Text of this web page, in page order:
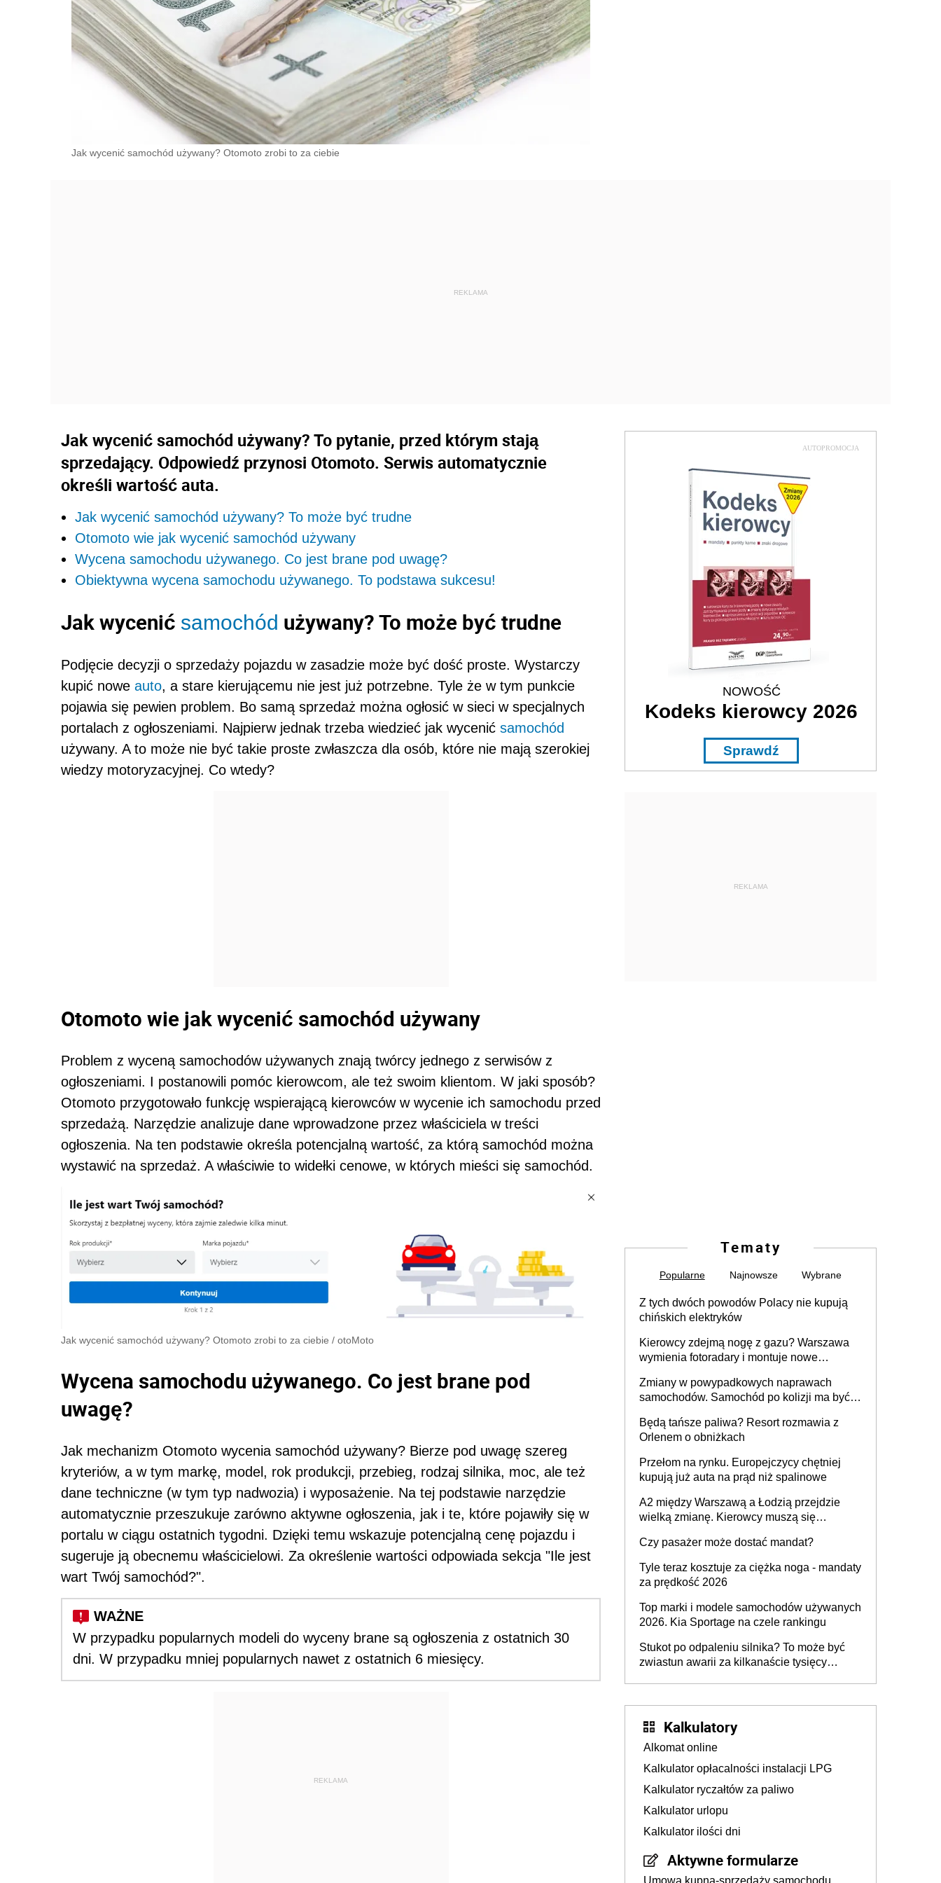
Jak wycenić samochód używany? Otomoto zrobi to za ciebie
Jak wycenić samochód używany? To pytanie, przed którym stają
sprzedający. Odpowiedź przynosi Otomoto. Serwis automatycznie
określi wartość auta.
Jak wycenić samochód używany? To może być trudne
Otomoto wie jak wycenić samochód używany
Wycena samochodu używanego. Co jest brane pod uwagę?
Obiektywna wycena samochodu używanego. To podstawa sukcesu!
Jak wycenić samochód używany? To może być trudne
Podjęcie decyzji o sprzedaży pojazdu w zasadzie może być dość proste. Wystarczy
kupić nowe auto, a stare kierującemu nie jest już potrzebne. Tyle że w tym punkcie
pojawia się pewien problem. Bo samą sprzedaż można ogłosić w sieci w specjalnych
portalach z ogłoszeniami. Najpierw jednak trzeba wiedzieć jak wycenić samochód
używany. A to może nie być takie proste zwłaszcza dla osób, które nie mają szerokiej
wiedzy motoryzacyjnej. Co wtedy?
Otomoto wie jak wycenić samochód używany
Problem z wyceną samochodów używanych znają twórcy jednego z serwisów z
ogłoszeniami. I postanowili pomóc kierowcom, ale też swoim klientom. W jaki sposób?
Otomoto przygotowało funkcję wspierającą kierowców w wycenie ich samochodu przed
sprzedażą. Narzędzie analizuje dane wprowadzone przez właściciela w treści
ogłoszenia. Na ten podstawie określa potencjalną wartość, za którą samochód można
wystawić na sprzedaż. A właściwie to widełki cenowe, w których mieści się samochód.
Jak wycenić samochód używany? Otomoto zrobi to za ciebie / otoMoto
Wycena samochodu używanego. Co jest brane pod
uwagę?
Jak mechanizm Otomoto wycenia samochód używany? Bierze pod uwagę szereg
kryteriów, a w tym markę, model, rok produkcji, przebieg, rodzaj silnika, moc, ale też
dane techniczne (w tym typ nadwozia) i wyposażenie. Na tej podstawie narzędzie
automatycznie przeszukuje zarówno aktywne ogłoszenia, jak i te, które pojawiły się w
portalu w ciągu ostatnich tygodni. Dzięki temu wskazuje potencjalną cenę pojazdu i
sugeruje ją obecnemu właścicielowi. Za określenie wartości odpowiada sekcja "Ile jest
wart Twój samochód?".
W przypadku popularnych modeli do wyceny brane są ogłoszenia z ostatnich 30
dni. W przypadku mniej popularnych nawet z ostatnich 6 miesięcy.
REKLAMA
AUTOPROMOCJA
NOWOŚĆ
Kodeks kierowcy 2026
Sprawdź
REKLAMA
Tematy
Popularne Najnowsze Wybrane
Z tych dwóch powodów Polacy nie kupują
chińskich elektryków
Kierowcy zdejmą nogę z gazu? Warszawa
wymienia fotoradary i montuje nowe
Zmiany w powypadkowych naprawach
samochodów. Samochód po kolizji ma być
technologią producenta
Będą tańsze paliwa? Resort rozmawia z
Orlenem o obniżkach
Przełom na rynku. Europejczycy chętniej
kupują już auta na prąd niż spalinowe
A2 między Warszawą a Łodzią przejdzie
wielką zmianę. Kierowcy muszą się
Czy pasażer może dostać mandat?
Tyle teraz kosztuje za ciężka noga - mandaty
za prędkość 2026
Top marki i modele samochodów używanych
2026. Kia Sportage na czele rankingu
Stukot po odpaleniu silnika? To może być
zwiastun awarii za kilkanaście tysięcy
Kalkulatory
Alkomat online
Kalkulator opłacalności instalacji LPG
Kalkulator ryczałtów za paliwo
Kalkulator urlopu
Kalkulator ilości dni
Aktywne formularze